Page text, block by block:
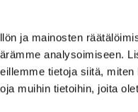
ja mainosten
analysoimiseen.
tietoja siitä,
muihin tietoihin, joita
TUOMIOKIRKONKATU 17,
Verkkokaupan